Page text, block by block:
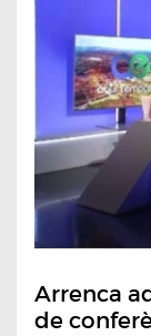
Arrenca
de